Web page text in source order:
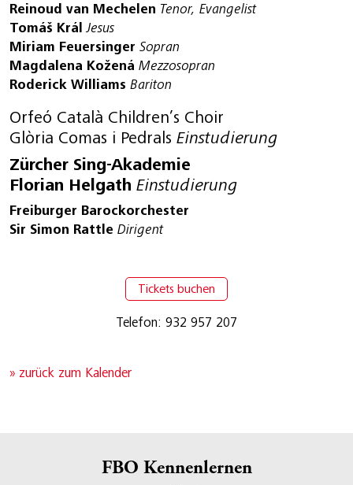
Reinoud van Mechelen Tenor, Evangelist
Tomáš Král Jesus
Miriam Feuersinger Sopran
Magdalena Kožená Mezzosopran
Roderick Williams Bariton
Orfeó Català Children’s Choir
Glòria Comas i Pedrals Einstudierung
Zürcher Sing-Akademie
Florian Helgath Einstudierung
Freiburger Barockorchester
Sir Simon Rattle Dirigent
Tickets buchen
Telefon: 932 957 207
» zurück zum Kalender
FBO Kennenlernen